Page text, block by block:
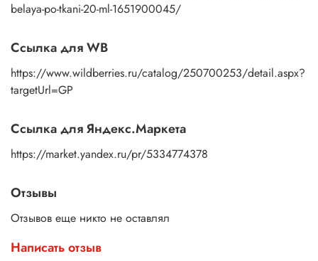
belaya-po-tkani-20-ml-1651900045/
Ссылка для WB
https://www.wildberries.ru/catalog/250700253/detail.aspx?
targetUrl=GP
Ссылка для Яндекс.Маркета
https://market.yandex.ru/pr/5334774378
Отзывы
Отзывов еще никто не оставлял
Написать отзыв